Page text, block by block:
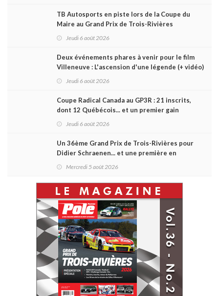
TB Autosports en piste lors de la Coupe du
Maire au Grand Prix de Trois-Rivières
Jeudi 6 août 2026
Deux événements phares à venir pour le film
Villeneuve : L'ascension d'une légende (+ vidéo)
Jeudi 6 août 2026
Coupe Radical Canada au GP3R : 21 inscrits,
dont 12 Québécois... et un premier gain
Jeudi 6 août 2026
Un 36ème Grand Prix de Trois-Rivières pour
Didier Schraenen... et une première en
Mercredi 5 août 2026